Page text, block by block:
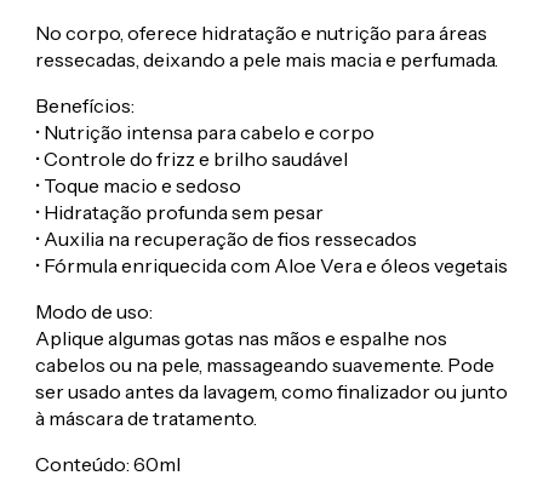
No corpo, oferece hidratação e nutrição para áreas
ressecadas, deixando a pele mais macia e perfumada.
Benefícios:
• Nutrição intensa para cabelo e corpo
• Controle do frizz e brilho saudável
• Toque macio e sedoso
• Hidratação profunda sem pesar
• Auxilia na recuperação de fios ressecados
• Fórmula enriquecida com Aloe Vera e óleos vegetais
Modo de uso:
Aplique algumas gotas nas mãos e espalhe nos
cabelos ou na pele, massageando suavemente. Pode
ser usado antes da lavagem, como finalizador ou junto
à máscara de tratamento.
Conteúdo: 60ml